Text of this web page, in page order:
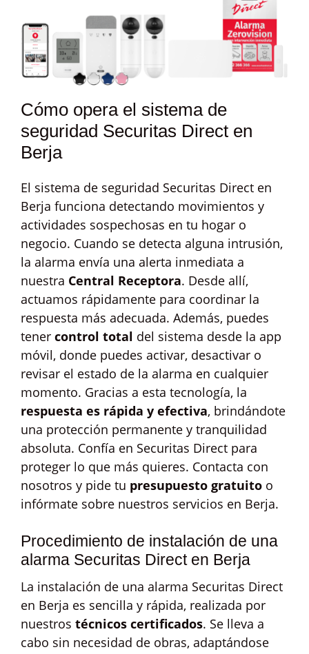
Cómo opera el sistema de
seguridad Securitas Direct en
Berja
El sistema de seguridad Securitas Direct en
Berja funciona detectando movimientos y
actividades sospechosas en tu hogar o
negocio. Cuando se detecta alguna intrusión,
la alarma envía una alerta inmediata a
nuestra Central Receptora. Desde allí,
actuamos rápidamente para coordinar la
respuesta más adecuada. Además, puedes
tener control total del sistema desde la app
móvil, donde puedes activar, desactivar o
revisar el estado de la alarma en cualquier
momento. Gracias a esta tecnología, la
respuesta es rápida y efectiva, brindándote
una protección permanente y tranquilidad
absoluta. Confía en Securitas Direct para
proteger lo que más quieres. Contacta con
nosotros y pide tu presupuesto gratuito o
infórmate sobre nuestros servicios en Berja.
Procedimiento de instalación de una
alarma Securitas Direct en Berja
La instalación de una alarma Securitas Direct
en Berja es sencilla y rápida, realizada por
nuestros técnicos certificados. Se lleva a
cabo sin necesidad de obras, adaptándose